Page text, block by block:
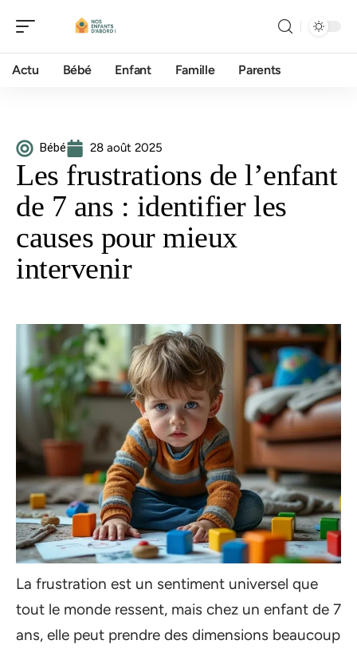
Actu Bébé Enfant Famille Parents
Bébé 28 août 2025
Les frustrations de l’enfant
de 7 ans : identifier les
causes pour mieux
intervenir
La frustration est un sentiment universel que
tout le monde ressent, mais chez un enfant de 7
ans, elle peut prendre des dimensions beaucoup